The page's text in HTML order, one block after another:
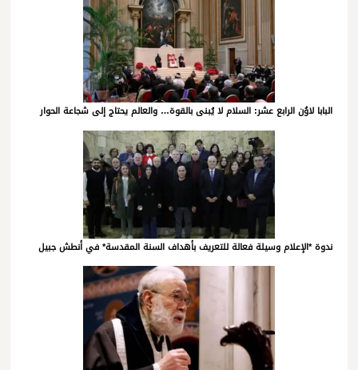
البابا لاوُن الرابع عشر: السلام لا يُبنى بالقوة… والعالم يحتاج إلى شجاعة الحوار
ندوة *الإعلام وسيلة فعالة للتعريف بأهداف السنة المقدسة* في أنطش جبيل